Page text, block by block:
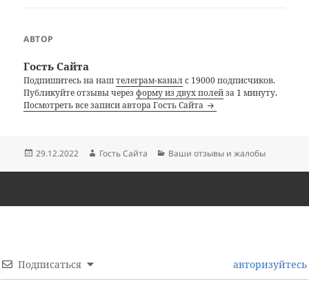
АВТОР
Гость Сайта
Подпишитесь на наштелеграм-каналс 19000 подписчиков.
Публикуйте отзывы черезформу из двух полейза 1 минуту.
Посмотреть все записи автора Гость Сайта
Опубликовано
29.12.2022 Автор
Гость Сайта Рубрики
Ваши отзывы и жалобы
Подписаться авторизуйтесь